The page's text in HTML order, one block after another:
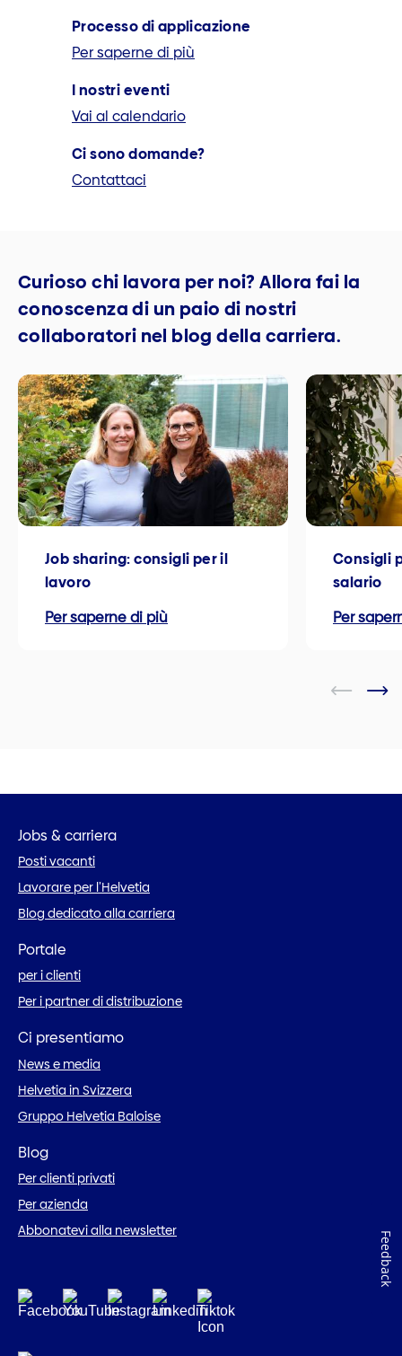
Processo di applicazione
Per saperne di più
I nostri eventi
Vai al calendario
Ci sono domande?
Contattaci
Curioso chi lavora per noi? Allora fai la
conoscenza di un paio di nostri
collaboratori nel blog della carriera.
Job sharing: consigli per il
lavoro
Per saperne di più
Consigli
salario
Per
Jobs & carriera
Posti vacanti
Lavorare per l’Helvetia
Blog dedicato alla carriera
Portale
per i clienti
Per i partner di distribuzione
Ci presentiamo
News e media
Helvetia in Svizzera
Gruppo Helvetia Baloise
Blog
Per clienti privati
Per azienda
Abbonatevi alla newsletter
Feedback